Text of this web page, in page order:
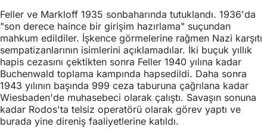
Feller ve Markloff 1935 sonbaharında tutuklandı. 1936'da
"son derece haince bir girişim hazırlama" suçundan
mahkum edildiler. İşkence görmelerine rağmen Nazi karşıtı
sempatizanlarının isimlerini açıklamadılar. İki buçuk yıllık
hapis cezasını çektikten sonra Feller 1940 yılına kadar
Buchenwald toplama kampında hapsedildi. Daha sonra
1943 yılının başında 999 ceza taburuna çağrılana kadar
Wiesbaden'de muhasebeci olarak çalıştı. Savaşın sonuna
kadar Rodos'ta telsiz operatörü olarak görev yaptı ve
burada yine direniş faaliyetlerine katıldı.